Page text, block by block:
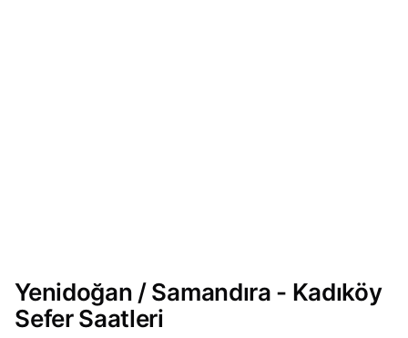
Yenidoğan / Samandıra - Kadıköy
Sefer Saatleri